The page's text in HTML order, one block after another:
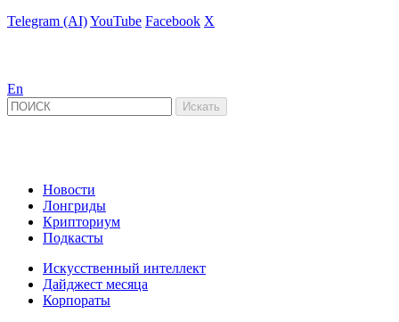
Telegram (AI)YouTube Facebook X
En
Новости
Лонгриды
Крипториум
Подкасты
Искусственный интеллект
Дайджест месяца
Корпораты